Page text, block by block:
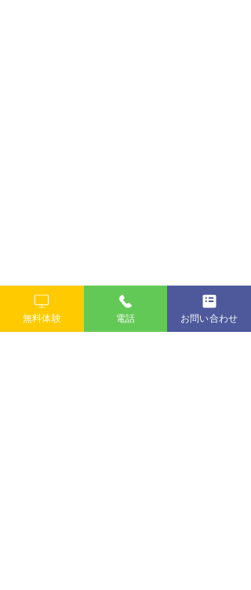
無料体験 電話 お問い合わせ